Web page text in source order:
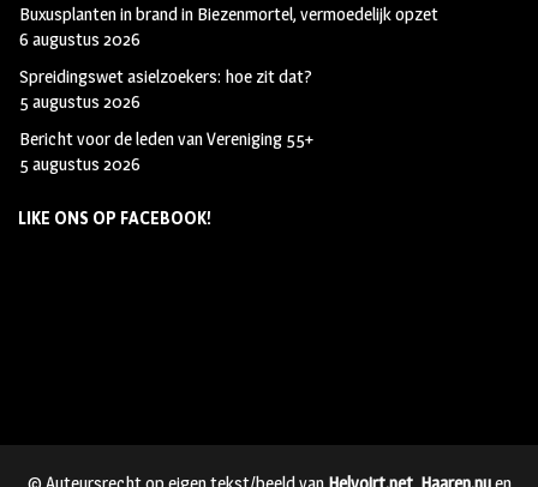
Buxusplanten in brand in Biezenmortel, vermoedelijk opzet
6 augustus 2026
Spreidingswet asielzoekers: hoe zit dat?
5 augustus 2026
Bericht voor de leden van Vereniging 55+
5 augustus 2026
LIKE ONS OP FACEBOOK!